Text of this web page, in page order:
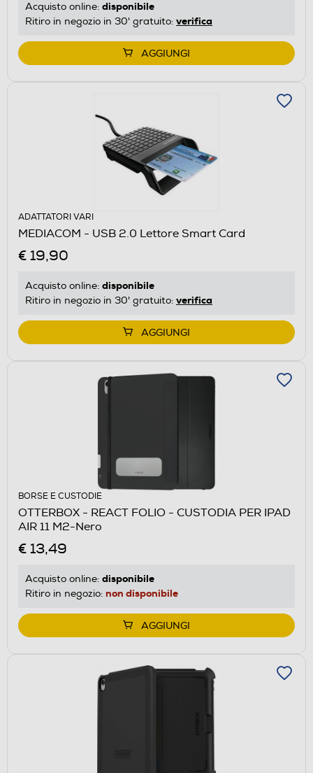
Acquisto online: disponibile
Ritiro in negozio in 30' gratuito: verifica
AGGIUNGI
ADATTATORI VARI
MEDIACOM - USB 2.0 Lettore Smart Card
€ 19,90
Acquisto online: disponibile
Ritiro in negozio in 30' gratuito: verifica
AGGIUNGI
BORSE E CUSTODIE
OTTERBOX - REACT FOLIO - CUSTODIA PER IPAD
AIR 11 M2-Nero
€ 13,49
Acquisto online: disponibile
Ritiro in negozio: non disponibile
AGGIUNGI